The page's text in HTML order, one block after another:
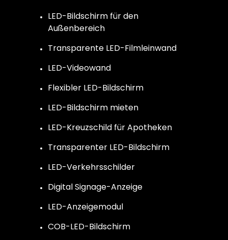
LED-Bildschirm für den
Außenbereich
Transparente LED-Filmleinwand
LED-Videowand
Flexibler LED-Bildschirm
LED-Bildschirm mieten
LED-Kreuzschild für Apotheken
Transparenter LED-Bildschirm
LED-Verkehrsschilder
Digital Signage-Anzeige
LED-Anzeigemodul
COB-LED-Bildschirm